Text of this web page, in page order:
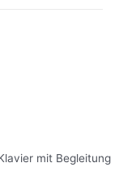
mit Begleitung